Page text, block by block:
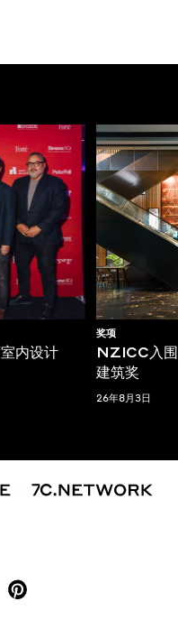
内设计
奖项
NZICC入
建筑奖
26年8月3日